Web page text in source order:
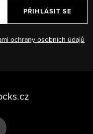
ochrany osobních údajů
PŘIHLÁSIT SE